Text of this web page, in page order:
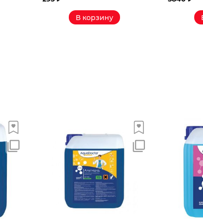
В корзину